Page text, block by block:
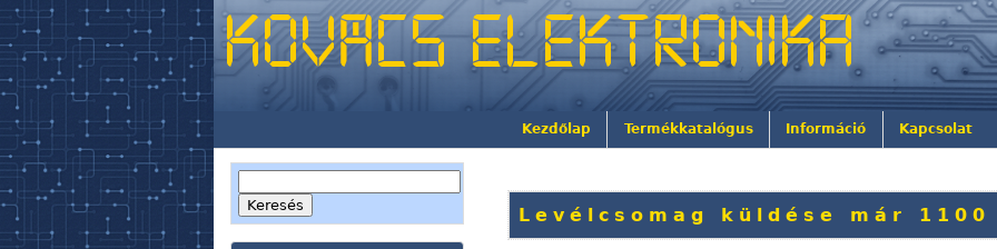
Kezdőlap Termékkatalógus Információ Kapcsolat
Levélcsomag küldése már